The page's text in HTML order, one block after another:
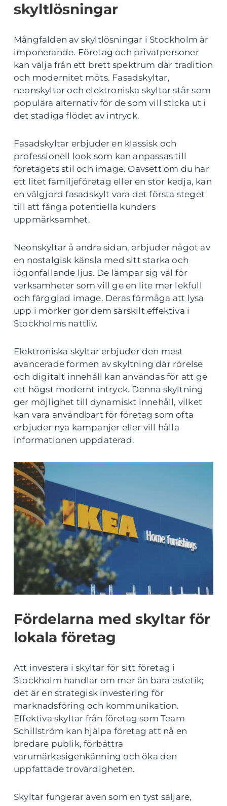
skyltlösningar
Mångfalden av skyltlösningar i Stockholm är
imponerande. Företag och privatpersoner
kan välja från ett brett spektrum där tradition
och modernitet möts. Fasadskyltar,
neonskyltar och elektroniska skyltar står som
populära alternativ för de som vill sticka ut i
det stadiga flödet av intryck.
Fasadskyltar erbjuder en klassisk och
professionell look som kan anpassas till
företagets stil och image. Oavsett om du har
ett litet familjeföretag eller en stor kedja, kan
en välgjord fasadskylt vara det första steget
till att fånga potentiella kunders
uppmärksamhet.
Neonskyltar å andra sidan, erbjuder något av
en nostalgisk känsla med sitt starka och
iögonfallande ljus. De lämpar sig väl för
verksamheter som vill ge en lite mer lekfull
och färgglad image. Deras förmåga att lysa
upp i mörker gör dem särskilt effektiva i
Stockholms nattliv.
Elektroniska skyltar erbjuder den mest
avancerade formen av skyltning där rörelse
och digitalt innehåll kan användas för att ge
ett högst modernt intryck. Denna skyltning
ger möjlighet till dynamiskt innehåll, vilket
kan vara användbart för företag som ofta
erbjuder nya kampanjer eller vill hålla
informationen uppdaterad.
Fördelarna med skyltar för
lokala företag
Att investera i skyltar för sitt företag i
Stockholm handlar om mer än bara estetik;
det är en strategisk investering för
marknadsföring och kommunikation.
Effektiva skyltar från företag som Team
Schillström kan hjälpa företag att nå en
bredare publik, förbättra
varumärkesigenkänning och öka den
uppfattade trovärdigheten.
Skyltar fungerar även som en tyst säljare,